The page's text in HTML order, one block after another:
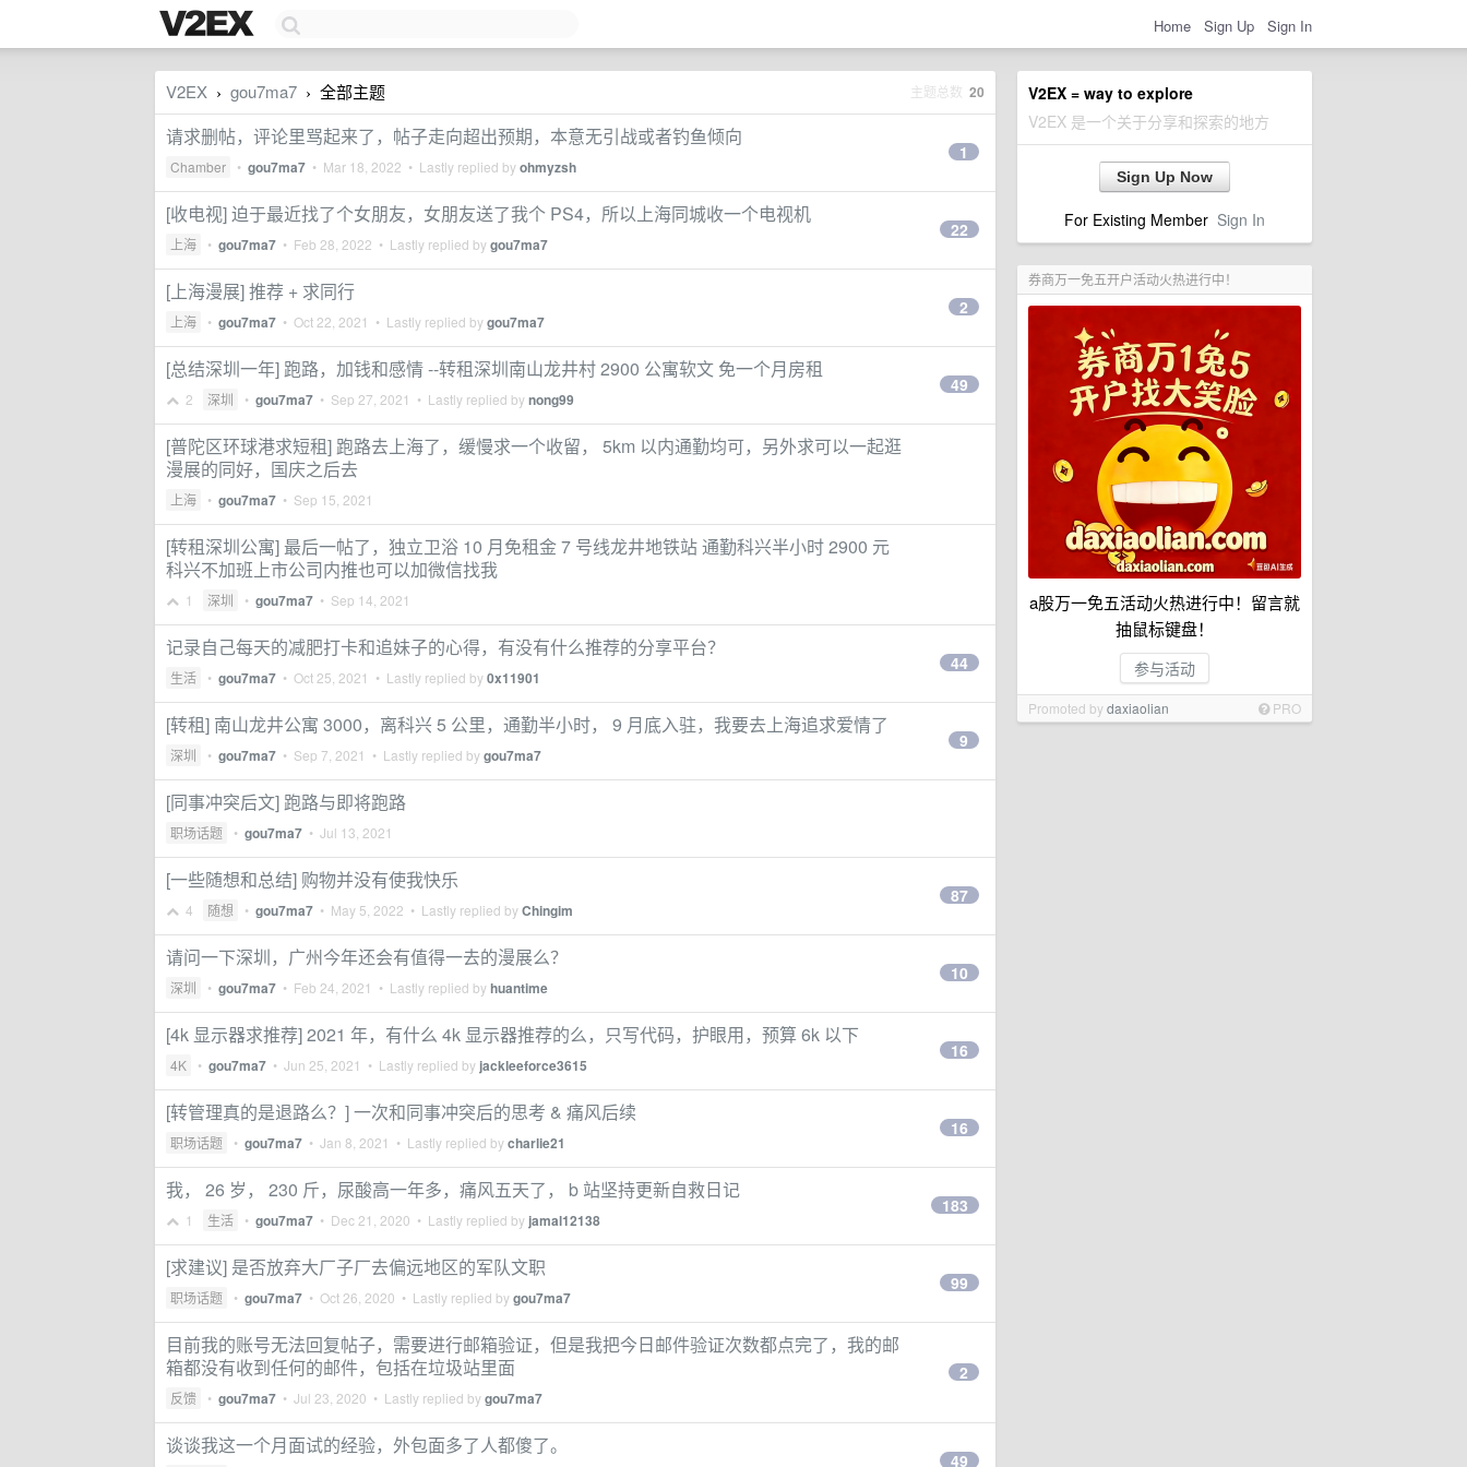
Home Sign Up Sign In
V2EX = way to explore
V2EX 是一个关于分享和探索的地方
Sign Up Now
For Existing Member Sign In
券商万一免五开户活动火热进行中！
a股万一免五活动火热进行中！留言就
抽鼠标键盘！
参与活动
Promoted bydaxiaolian PRO
V2EX › gou7ma7 › 全部主题 主题总数 20
请求删帖，评论里骂起来了，帖子走向超出预期，本意无引战或者钓鱼倾向
Chamber • gou7ma7 • Mar 18, 2022 • Lastly replied byohmyzsh
1
[收电视] 迫于最近找了个女朋友，女朋友送了我个 PS4，所以上海同城收一个电视机
上海 • gou7ma7 • Feb 28, 2022 • Lastly replied bygou7ma7
22
[上海漫展] 推荐 + 求同行
上海 • gou7ma7 • Oct 22, 2021 • Lastly replied bygou7ma7
2
[总结深圳一年] 跑路，加钱和感情 --转租深圳南山龙井村 2900 公寓软文 免一个月房租
2 深圳 • gou7ma7 • Sep 27, 2021 • Lastly replied bynong99
49
[普陀区环球港求短租] 跑路去上海了，缓慢求一个收留， 5km 以内通勤均可，另外求可以一起逛
漫展的同好，国庆之后去
上海 • gou7ma7 • Sep 15, 2021
[转租深圳公寓] 最后一帖了，独立卫浴 10 月免租金 7 号线龙井地铁站 通勤科兴半小时 2900 元
科兴不加班上市公司内推也可以加微信找我
1 深圳 • gou7ma7 • Sep 14, 2021
记录自己每天的减肥打卡和追妹子的心得，有没有什么推荐的分享平台？
生活 • gou7ma7 • Oct 25, 2021 • Lastly replied by0x11901
44
[转租] 南山龙井公寓 3000，离科兴 5 公里，通勤半小时， 9 月底入驻，我要去上海追求爱情了
深圳 • gou7ma7 • Sep 7, 2021 • Lastly replied bygou7ma7
9
[同事冲突后文] 跑路与即将跑路
职场话题 • gou7ma7 • Jul 13, 2021
[一些随想和总结] 购物并没有使我快乐
4 随想 • gou7ma7 • May 5, 2022 • Lastly replied byChingim
87
请问一下深圳，广州今年还会有值得一去的漫展么？
深圳 • gou7ma7 • Feb 24, 2021 • Lastly replied byhuantime
10
[4k 显示器求推荐] 2021 年，有什么 4k 显示器推荐的么，只写代码，护眼用，预算 6k 以下
4K • gou7ma7 • Jun 25, 2021 • Lastly replied by jackleeforce3615
16
[转管理真的是退路么？] 一次和同事冲突后的思考 & 痛风后续
职场话题 • gou7ma7 • Jan 8, 2021 • Lastly replied bycharlie21
16
我， 26 岁， 230 斤，尿酸高一年多，痛风五天了， b 站坚持更新自救日记
1 生活 • gou7ma7 • Dec 21, 2020 • Lastly replied by jamal12138
183
[求建议] 是否放弃大厂子厂去偏远地区的军队文职
职场话题 • gou7ma7 • Oct 26, 2020 • Lastly replied bygou7ma7
99
目前我的账号无法回复帖子，需要进行邮箱验证，但是我把今日邮件验证次数都点完了，我的邮
箱都没有收到任何的邮件，包括在垃圾站里面
反馈 • gou7ma7 • Jul 23, 2020 • Lastly replied bygou7ma7
2
谈谈我这一个月面试的经验，外包面多了人都傻了。
49